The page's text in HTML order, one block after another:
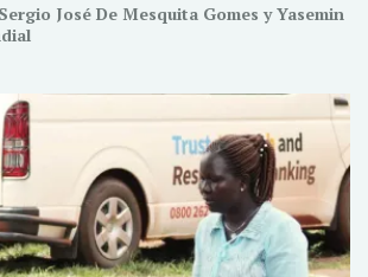
José De Mesquita Gomes y Yasemin